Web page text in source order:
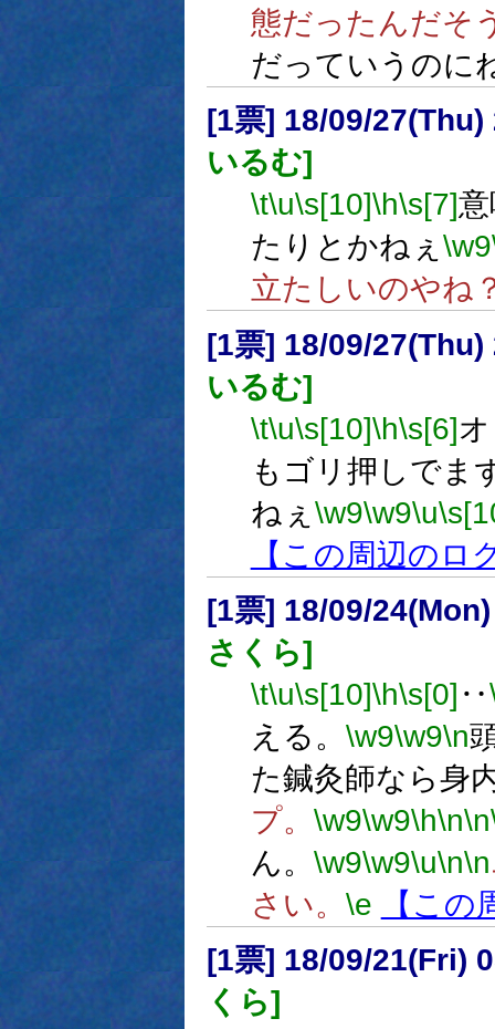
態だったんだそ
だっていうのに
[1票] 18/09/
いるむ]
\t\u\s[10]\h\s[7]
たりとかねぇ \w9
立たしいのやね
[1票] 18/09/
いるむ]
\t\u\s[10]\h\s[6]
もゴリ押しでま
ねぇ \w9\w9\u
【この周辺のロ
[1票] 18/09/
さくら]
\t\u\s[10]\h\s[0] ‥
える。 \w9\w9\n
た鍼灸師なら身
プ。 \w9\w9\h\n\n
ん。 \w9\w9\u\n\n
さい。 \e
【この
[1票] 18/09/21(Fri)
くら]